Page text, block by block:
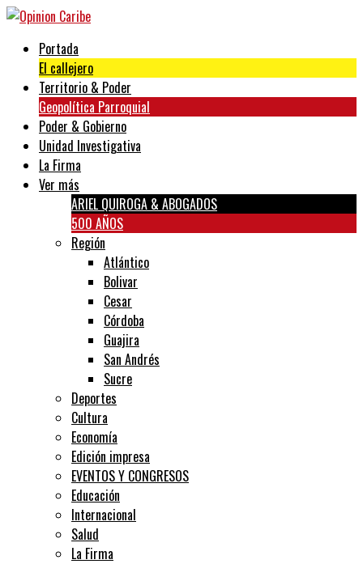
Portada
El callejero
Territorio & Poder
Geopolítica Parroquial
Poder & Gobierno
Unidad Investigativa
La Firma
Ver más
ARIEL QUIROGA & ABOGADOS
500 AÑOS
Región
Atlántico
Bolivar
Cesar
Córdoba
Guajira
San Andrés
Sucre
Deportes
Cultura
Economía
Edición impresa
EVENTOS Y CONGRESOS
Educación
Internacional
Salud
La Firma